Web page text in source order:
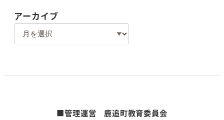
アーカイブ
■管理運営 鹿追町教育委員会